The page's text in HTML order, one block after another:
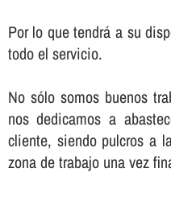
Por lo que tendrá a su
todo el servicio.
No sólo somos buenos
nos dedicamos a
cliente, siendo pulcros a
zona de trabajo una vez